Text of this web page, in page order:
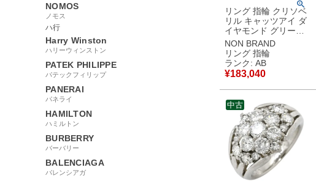
NOMOS
ノモス
ハ行
Harry Winston
ハリーウィンストン
PATEK PHILIPPE
パテックフィリップ
PANERAI
パネライ
HAMILTON
ハミルトン
BURBERRY
バーバリー
BALENCIAGA
バレンシアガ
リング 指輪 クリソベ
リル キャッツアイ ダ
イヤモンド グリーン
×プラチナシルバー
緑褐色 猫目石 プラチ
ナ イニシャル刻印あ
り 7.5号 【中古】中
古品
NON BRAND
リング 指輪
ランク: AB
¥183,040
中古